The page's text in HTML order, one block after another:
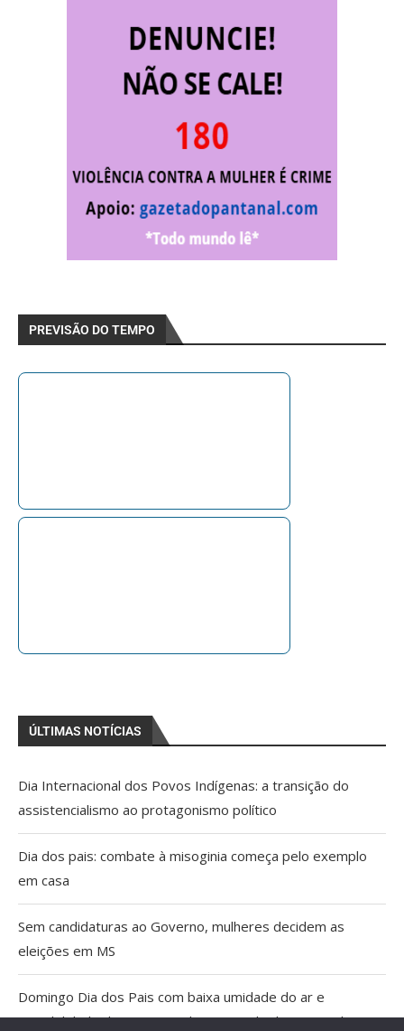
PREVISÃO DO TEMPO
ÚLTIMAS NOTÍCIAS
Dia Internacional dos Povos Indígenas: a transição do
assistencialismo ao protagonismo político
Dia dos pais: combate à misoginia começa pelo exemplo
em casa
Sem candidaturas ao Governo, mulheres decidem as
eleições em MS
Domingo Dia dos Pais com baixa umidade do ar e
possibilidade de tempestade no Estado do Pantanal